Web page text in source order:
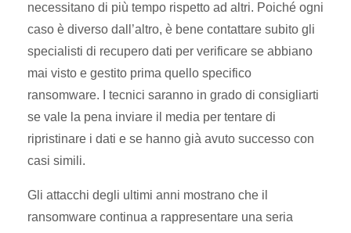
necessitano di più tempo rispetto ad altri. Poiché ogni
caso è diverso dall’altro, è bene contattare subito gli
specialisti di recupero dati per verificare se abbiano
mai visto e gestito prima quello specifico
ransomware. I tecnici saranno in grado di consigliarti
se vale la pena inviare il media per tentare di
ripristinare i dati e se hanno già avuto successo con
casi simili.
Gli attacchi degli ultimi anni mostrano che il
ransomware continua a rappresentare una seria